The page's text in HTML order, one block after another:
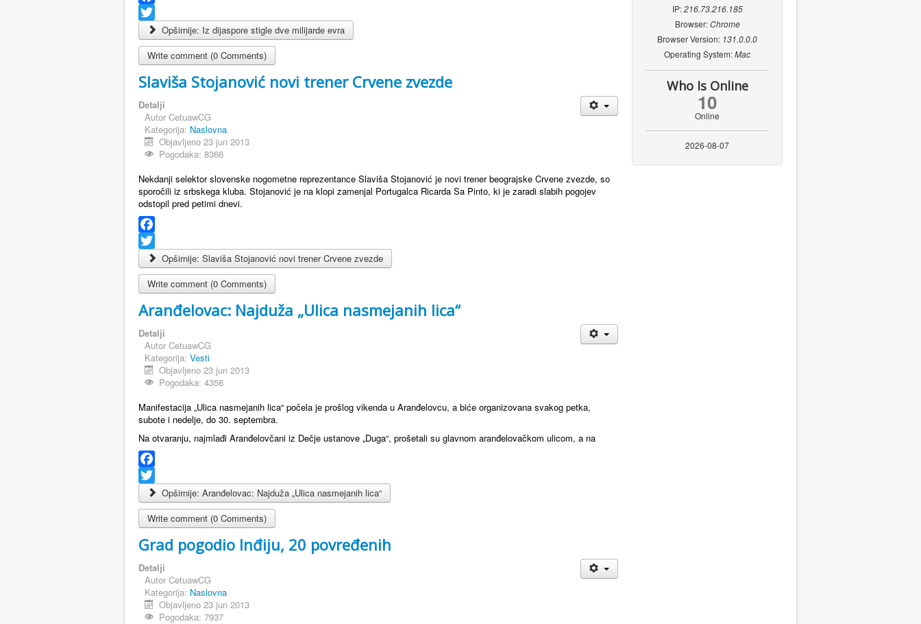
Facebook
TwitterOpširnije: Iz dijaspore stigle dve milijarde evra
Write comment (0 Comments)
Slaviša Stojanović novi trener Crvene zvezde
Detalji
Autor CetuawCG
Kategorija: Naslovna
Objavljeno 23 jun 2013
Pogodaka: 8366
Nekdanji selektor slovenske nogometne reprezentance Slaviša Stojanović je novi trener beograjske Crvene zvezde, so
sporočili iz srbskega kluba. Stojanović je na klopi zamenjal Portugalca Ricarda Sa Pinto, ki je zaradi slabih pogojev
odstopil pred petimi dnevi.
Facebook
TwitterOpširnije: Slaviša Stojanović novi trener Crvene zvezde
Write comment (0 Comments)
Aranđelovac: Najduža „Ulica nasmejanih lica“
Detalji
Autor CetuawCG
Kategorija: Vesti
Objavljeno 23 jun 2013
Pogodaka: 4358
Manifestacija „Ulica nasmejanih lica“ počela je prošlog vikenda u Aranđelovcu, a biće organizovana svakog petka,
subote i nedelje, do 30. septembra.
Na otvaranju, najmlađi Aranđelovčani iz Dečje ustanove „Duga“, prošetali su glavnom aranđelovačkom ulicom, a na
Facebook
TwitterOpširnije: Aranđelovac: Najduža „Ulica nasmejanih lica“
Write comment (0 Comments)
Grad pogodio Inđiju, 20 povređenih
Detalji
Autor CetuawCG
Kategorija: Naslovna
Objavljeno 23 jun 2013
Pogodaka: 7937
IP:216.73.216.185
Browser:Chrome
Browser Version: 131.0.0.0
Operating System:Mac
Who Is Online
10
Online
2026-08-07